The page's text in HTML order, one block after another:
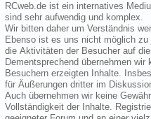
RCweb.de ist ein internatives
sind sehr aufwendig und komplex.
Wir bitten daher um Verständnis
Ebenso ist es uns nicht möglich
die Aktivitäten der Besucher auf
Dementsprechend übernehmen
Besuchern erzeigten Inhalte.
für Äußerungen dritter im
Auch übernehmen wir keine
Vollständigkeit der Inhalte.